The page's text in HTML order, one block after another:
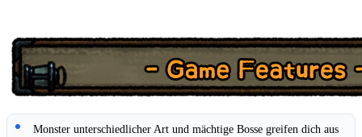
Monster unterschiedlicher Art und mächtige Bosse greifen dich aus